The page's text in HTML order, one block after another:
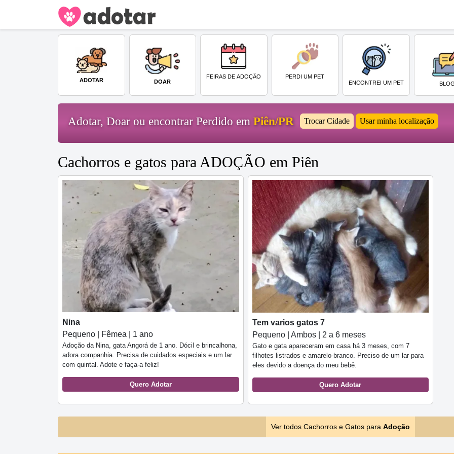
ADOTAR DOAR
FEIRAS DE ADOÇÃO
PERDI UM PET
ENCONTREI UM PET
BLOG
Adotar, Doar ou encontrar Perdido em Piên/PR Trocar Cidade Usar minha localização
Cachorros e gatos para ADOÇÃO em Piên
Nina
Pequeno | Fêmea | 1 ano
Adoção da Nina, gata Angorá de 1 ano. Dócil e brincalhona,
adora companhia. Precisa de cuidados especiais e um lar
com quintal. Adote e faça-a feliz!
Quero Adotar
Tem varios gatos 7
Pequeno | Ambos | 2 a 6 meses
Gato e gata apareceram em casa há 3 meses, com 7
filhotes listrados e amarelo-branco. Preciso de um lar para
eles devido a doença do meu bebê.
Quero Adotar
Ver todos Cachorros e Gatos para Adoção